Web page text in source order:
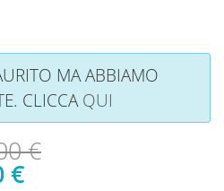
MA ABBIAMO
CLICCAQUI
€
€